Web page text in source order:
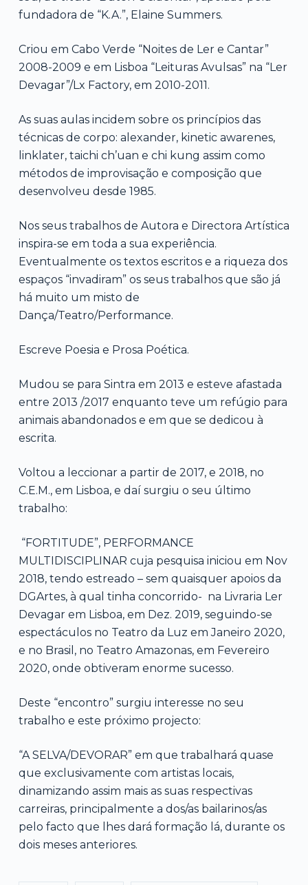
fundadora de “K.A.”, Elaine Summers.
Criou em Cabo Verde “Noites de Ler e Cantar”
2008-2009 e em Lisboa “Leituras Avulsas” na “Ler
Devagar”/Lx Factory, em 2010-2011.
As suas aulas incidem sobre os princípios das
técnicas de corpo: alexander, kinetic awarenes,
linklater, taichi ch’uan e chi kung assim como
métodos de improvisação e composição que
desenvolveu desde 1985.
Nos seus trabalhos de Autora e Directora Artística
inspira-se em toda a sua experiência.
Eventualmente os textos escritos e a riqueza dos
espaços “invadiram” os seus trabalhos que são já
há muito um misto de
Dança/Teatro/Performance.
Escreve Poesia e Prosa Poética.
Mudou se para Sintra em 2013 e esteve afastada
entre 2013 /2017 enquanto teve um refúgio para
animais abandonados e em que se dedicou à
escrita.
Voltou a leccionar a partir de 2017, e 2018, no
C.E.M., em Lisboa, e daí surgiu o seu último
trabalho:
“FORTITUDE”, PERFORMANCE
MULTIDISCIPLINAR cuja pesquisa iniciou em Nov
2018, tendo estreado – sem quaisquer apoios da
DGArtes, à qual tinha concorrido- na Livraria Ler
Devagar em Lisboa, em Dez. 2019, seguindo-se
espectáculos no Teatro da Luz em Janeiro 2020,
e no Brasil, no Teatro Amazonas, em Fevereiro
2020, onde obtiveram enorme sucesso.
Deste “encontro” surgiu interesse no seu
trabalho e este próximo projecto:
“A SELVA/DEVORAR” em que trabalhará quase
que exclusivamente com artistas locais,
dinamizando assim mais as suas respectivas
carreiras, principalmente a dos/as bailarinos/as
pelo facto que lhes dará formação lá, durante os
dois meses anteriores.